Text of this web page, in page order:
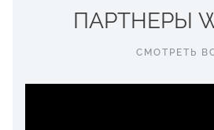
ПАРТНЕРЫ
СМОТРЕТЬ